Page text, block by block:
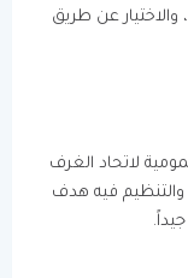
الخمسة نجوم 28 % فقط، والاختيار عن طريق
لاتحاد الغرف
والتنظيم فيه هدف